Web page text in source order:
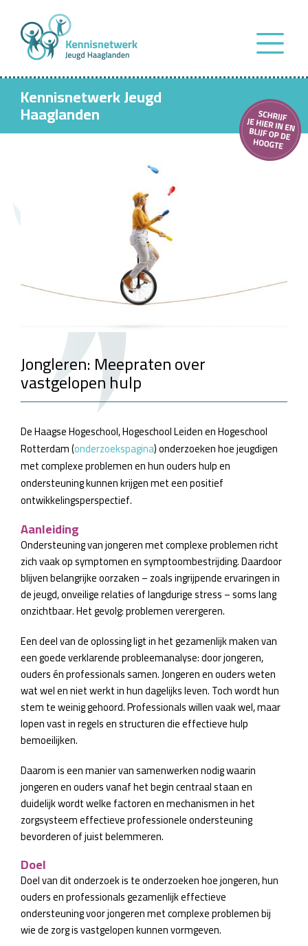
Kennisnetwerk Jeugd
Haaglanden
Jongleren: Meepraten over
vastgelopen hulp
De Haagse Hogeschool, Hogeschool Leiden en Hogeschool
Rotterdam (onderzoekspagina) onderzoeken hoe jeugdigen
met complexe problemen en hun ouders hulp en
ondersteuning kunnen krijgen met een positief
ontwikkelingsperspectief.
Aanleiding
Ondersteuning van jongeren met complexe problemen richt
zich vaak op symptomen en symptoombestrijding. Daardoor
blijven belangrijke oorzaken – zoals ingrijpende ervaringen in
de jeugd, onveilige relaties of langdurige stress – soms lang
onzichtbaar. Het gevolg: problemen verergeren.
Een deel van de oplossing ligt in het gezamenlijk maken van
een goede verklarende probleemanalyse: door jongeren,
ouders én professionals samen. Jongeren en ouders weten
wat wel en niet werkt in hun dagelijks leven. Toch wordt hun
stem te weinig gehoord. Professionals willen vaak wel, maar
lopen vast in regels en structuren die effectieve hulp
bemoeilijken.
Daarom is een manier van samenwerken nodig waarin
jongeren en ouders vanaf het begin centraal staan en
duidelijk wordt welke factoren en mechanismen in het
zorgsysteem effectieve professionele ondersteuning
bevorderen of juist belemmeren.
Doel
Doel van dit onderzoek is te onderzoeken hoe jongeren, hun
ouders en professionals gezamenlijk effectieve
ondersteuning voor jongeren met complexe problemen bij
wie de zorg is vastgelopen kunnen vormgeven.